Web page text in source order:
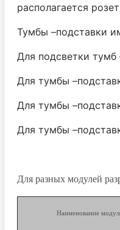
располагается
Тумбы –подставки
Для подсветки тумб
Для тумбы
Для тумбы
Для тумбы
Для разных модулей
Наименование